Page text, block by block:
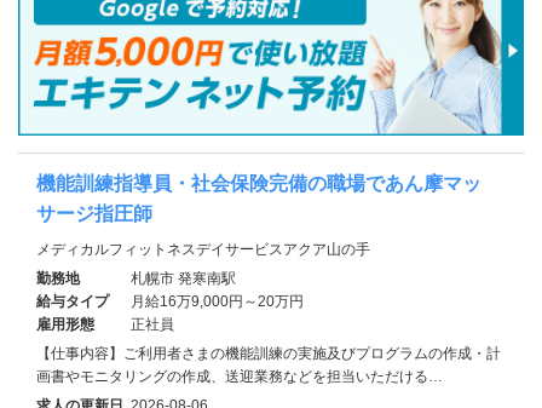
機能訓練指導員・社会保険完備の職場であん摩マッ
サージ指圧師
メディカルフィットネスデイサービスアクア山の手
勤務地
札幌市 発寒南駅
給与タイプ
月給16万9,000円～20万円
雇用形態
正社員
【仕事内容】ご利用者さまの機能訓練の実施及びプログラムの作成・計
画書やモニタリングの作成、送迎業務などを担当いただける…